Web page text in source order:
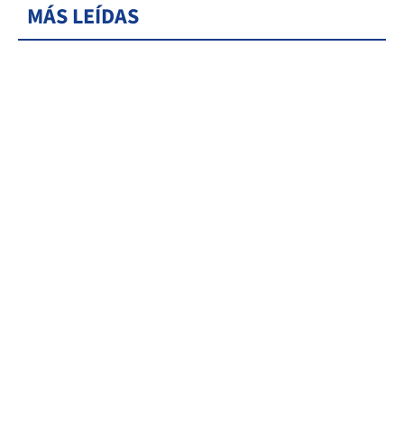
MÁS LEÍDAS